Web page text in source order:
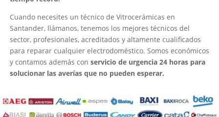
Cuando necesites un técnico de Vitrocerámicas en
Santander, llámanos, tenemos los mejores técnicos del
sector, profesionales, acreditados y altamente cualificados
para reparar cualquier electrodoméstico. Somos económicos
y contamos además con servicio de urgencia 24 horas para
solucionar las averías que no pueden esperar.